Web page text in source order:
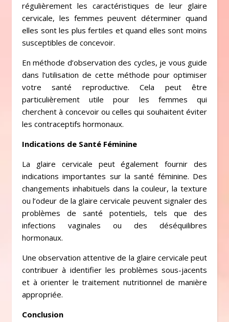
régulièrement les caractéristiques de leur glaire
cervicale, les femmes peuvent déterminer quand
elles sont les plus fertiles et quand elles sont moins
susceptibles de concevoir.
En méthode d’observation des cycles, je vous guide
dans l’utilisation de cette méthode pour optimiser
votre santé reproductive. Cela peut être
particulièrement utile pour les femmes qui
cherchent à concevoir ou celles qui souhaitent éviter
les contraceptifs hormonaux.
Indications de Santé Féminine
La glaire cervicale peut également fournir des
indications importantes sur la santé féminine. Des
changements inhabituels dans la couleur, la texture
ou l’odeur de la glaire cervicale peuvent signaler des
problèmes de santé potentiels, tels que des
infections vaginales ou des déséquilibres
hormonaux.
Une observation attentive de la glaire cervicale peut
contribuer à identifier les problèmes sous-jacents
et à orienter le traitement nutritionnel de manière
appropriée.
Conclusion